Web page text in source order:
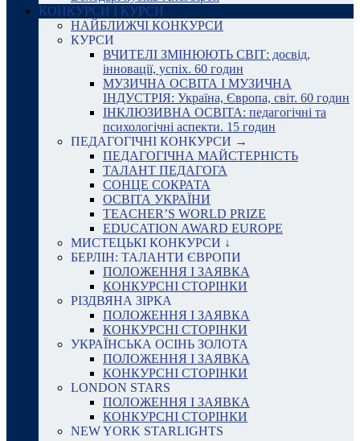
КОНКУРСИ І КУРСИ
НАЙБЛИЖЧІ КОНКУРСИ
КУРСИ
ВЧИТЕЛІ ЗМІНЮЮТЬ СВІТ: досвід,
інновації, успіх. 60 годин
МУЗИЧНА ОСВІТА І МУЗИЧНА
ІНДУСТРІЯ: Україна, Європа, світ. 60 годин
ІНКЛЮЗИВНА ОСВІТА: педагогічні та
психологічні аспекти. 15 годин
ПЕДАГОГІЧНІ КОНКУРСИ →
ПЕДАГОГІЧНА МАЙСТЕРНІСТЬ
ТАЛАНТ ПЕДАГОГА
СОНЦЕ СОКРАТА
ОСВІТА УКРАЇНИ
TEACHER’S WORLD PRIZE
EDUCATION AWARD EUROPE
МИСТЕЦЬКІ КОНКУРСИ ↓
БЕРЛІН: ТАЛАНТИ ЄВРОПИ
ПОЛОЖЕННЯ І ЗАЯВКА
КОНКУРСНІ СТОРІНКИ
РІЗДВЯНА ЗІРКА
ПОЛОЖЕННЯ І ЗАЯВКА
КОНКУРСНІ СТОРІНКИ
УКРАЇНСЬКА ОСІНЬ ЗОЛОТА
ПОЛОЖЕННЯ І ЗАЯВКА
КОНКУРСНІ СТОРІНКИ
LONDON STARS
ПОЛОЖЕННЯ І ЗАЯВКА
КОНКУРСНІ СТОРІНКИ
NEW YORK STARLIGHTS